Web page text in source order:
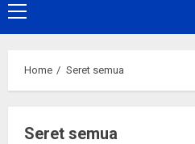
Primary
Menu
Home Seret semua
Seret semua